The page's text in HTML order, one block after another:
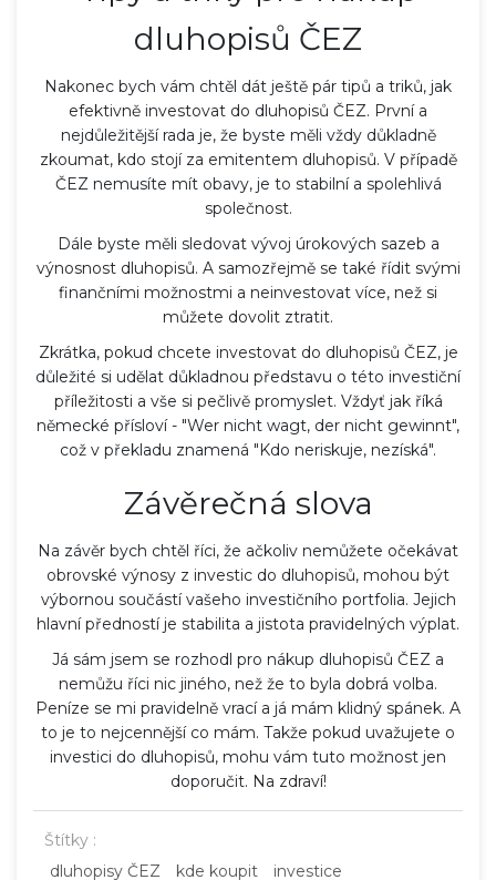
dluhopisů ČEZ
Nakonec bych vám chtěl dát ještě pár tipů a triků, jak
efektivně investovat do dluhopisů ČEZ. První a
nejdůležitější rada je, že byste měli vždy důkladně
zkoumat, kdo stojí za emitentem dluhopisů. V případě
ČEZ nemusíte mít obavy, je to stabilní a spolehlivá
společnost.
Dále byste měli sledovat vývoj úrokových sazeb a
výnosnost dluhopisů. A samozřejmě se také řídit svými
finančními možnostmi a neinvestovat více, než si
můžete dovolit ztratit.
Zkrátka, pokud chcete investovat do dluhopisů ČEZ, je
důležité si udělat důkladnou představu o této investiční
příležitosti a vše si pečlivě promyslet. Vždyť jak říká
německé přísloví - "Wer nicht wagt, der nicht gewinnt",
což v překladu znamená "Kdo neriskuje, nezíská".
Závěrečná slova
Na závěr bych chtěl říci, že ačkoliv nemůžete očekávat
obrovské výnosy z investic do dluhopisů, mohou být
výbornou součástí vašeho investičního portfolia. Jejich
hlavní předností je stabilita a jistota pravidelných výplat.
Já sám jsem se rozhodl pro nákup dluhopisů ČEZ a
nemůžu říci nic jiného, než že to byla dobrá volba.
Peníze se mi pravidelně vrací a já mám klidný spánek. A
to je to nejcennější co mám. Takže pokud uvažujete o
investici do dluhopisů, mohu vám tuto možnost jen
doporučit. Na zdraví!
Štítky :
dluhopisy ČEZ
kde koupit investice